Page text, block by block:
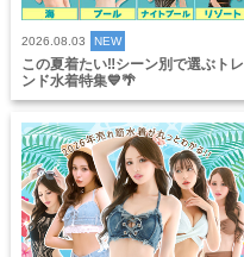
2026.08.03 NEW
この夏着たい‼️シーン別で選ぶトレ
ンド水着特集💙🌴